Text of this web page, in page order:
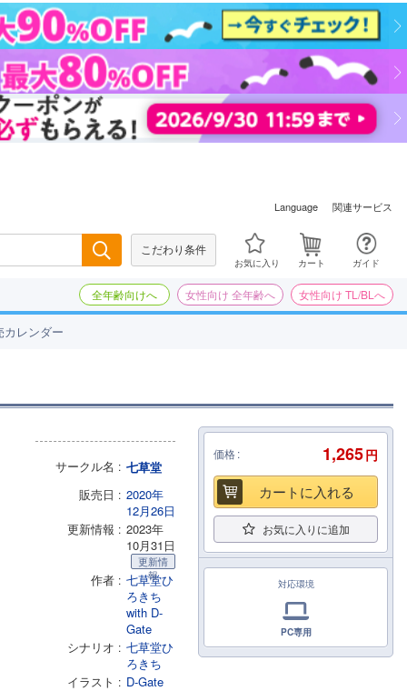
Language 関連サービス
こだわり条件
お気に入り カート ガイド
全年齢向けへ 女性向け 全年齢へ 女性向け TL/BLへ
カレンダー
サークル名
七草堂
販売日
2020年
12月26日
更新情報
2023年
10月31日
更新情
報
作者
七草堂ひ
ろきち
with D-
Gate
シナリオ
七草堂ひ
ろきち
イラスト
D-Gate
価格 1,265円
カートに入れる
お気に入りに追加
対応環境
PC専用